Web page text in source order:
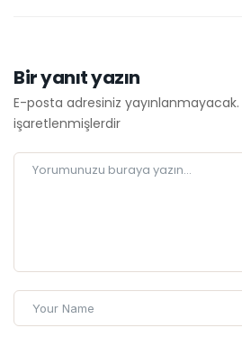
Bir yanıt yazın
E-posta adresiniz yayınlanmayacak.
işaretlenmişlerdir